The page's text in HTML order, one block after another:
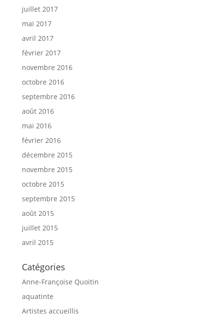
juillet 2017
mai 2017
avril 2017
février 2017
novembre 2016
octobre 2016
septembre 2016
août 2016
mai 2016
février 2016
décembre 2015
novembre 2015
octobre 2015
septembre 2015
août 2015
juillet 2015
avril 2015
Catégories
Anne-Françoise Quoitin
aquatinte
Artistes accueillis